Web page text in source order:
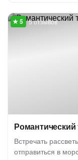
5 отзывов
Романтический
Встречать
отправиться в